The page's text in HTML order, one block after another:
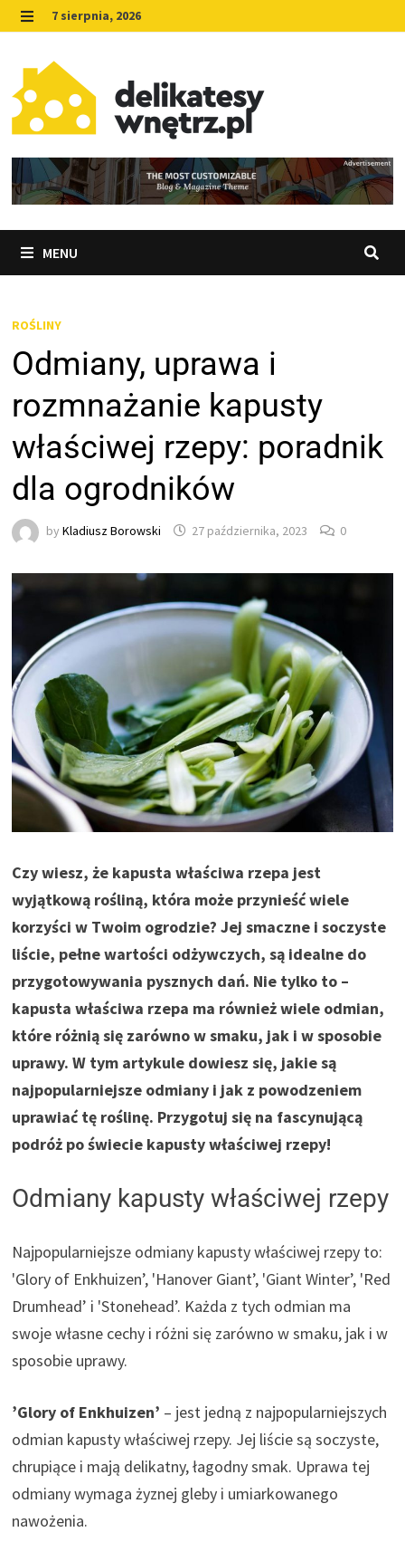
Skip
to
content
MENU
7 sierpnia, 2026
MENU
ROŚLINY
Odmiany, uprawa i
rozmnażanie kapusty
właściwej rzepy: poradnik
dla ogrodników
byKladiusz Borowski 27 października, 2023 0
Czy wiesz, że kapusta właściwa rzepa jest
wyjątkową rośliną, która może przynieść wiele
korzyści w Twoim ogrodzie? Jej smaczne i soczyste
liście, pełne wartości odżywczych, są idealne do
przygotowywania pysznych dań. Nie tylko to –
kapusta właściwa rzepa ma również wiele odmian,
które różnią się zarówno w smaku, jak i w sposobie
uprawy. W tym artykule dowiesz się, jakie są
najpopularniejsze odmiany i jak z powodzeniem
uprawiać tę roślinę. Przygotuj się na fascynującą
podróż po świecie kapusty właściwej rzepy!
Odmiany kapusty właściwej rzepy
Najpopularniejsze odmiany kapusty właściwej rzepy to:
'Glory of Enkhuizen’, 'Hanover Giant’, 'Giant Winter’, 'Red
Drumhead’ i 'Stonehead’. Każda z tych odmian ma
swoje własne cechy i różni się zarówno w smaku, jak i w
sposobie uprawy.
’Glory of Enkhuizen’ – jest jedną z najpopularniejszych
odmian kapusty właściwej rzepy. Jej liście są soczyste,
chrupiące i mają delikatny, łagodny smak. Uprawa tej
odmiany wymaga żyznej gleby i umiarkowanego
nawożenia.